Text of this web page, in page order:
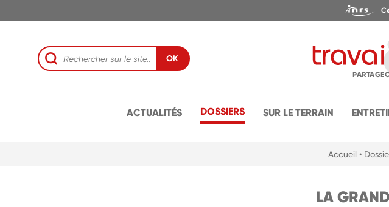
OK
ACTUALITÉS DOSSIERS SUR LE TERRAIN
Accueil •
LA